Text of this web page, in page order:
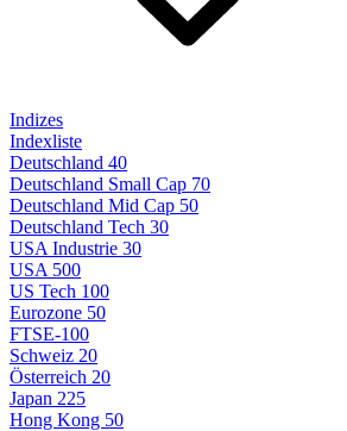
Indizes
Indexliste
Deutschland 40
Deutschland Small Cap 70
Deutschland Mid Cap 50
Deutschland Tech 30
USA Industrie 30
USA 500
US Tech 100
Eurozone 50
FTSE-100
Schweiz 20
Österreich 20
Japan 225
Hong Kong 50